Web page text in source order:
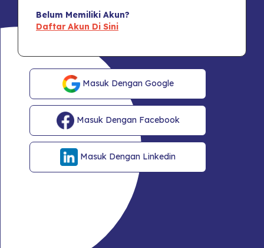
Belum Memiliki Akun?
Daftar Akun Di Sini
Masuk Dengan Google
Masuk Dengan Facebook
Masuk Dengan Linkedin